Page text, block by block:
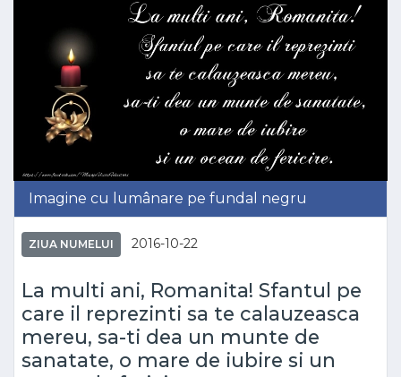
Imagine cu lumânare pe fundal negru
ZIUA NUMELUI 2016-10-22
La multi ani, Romanita! Sfantul pe
care il reprezinti sa te calauzeasca
mereu, sa-ti dea un munte de
sanatate, o mare de iubire si un